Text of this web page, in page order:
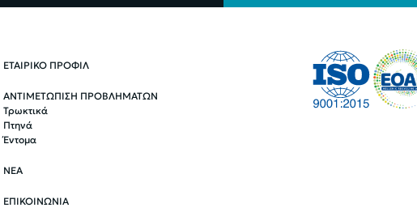
ΕΤΑΙΡΙΚΟ ΠΡΟΦΙΛ
ΑΝΤΙΜΕΤΩΠΙΣΗ ΠΡΟΒΛΗΜΑΤΩΝ
Τρωκτικά
Πτηνά
Έντομα
ΝΕΑ
ΕΠΙΚΟΙΝΩΝΙΑ